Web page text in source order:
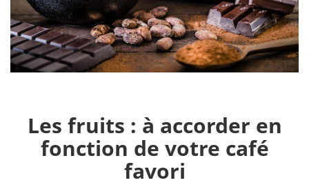
Les fruits : à accorder en
fonction de votre café
favori